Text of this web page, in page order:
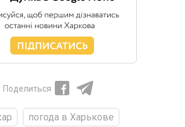
Поделиться
погода в Харькове